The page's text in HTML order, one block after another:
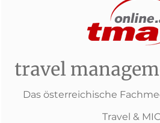
travel
Das österreichische
Travel &